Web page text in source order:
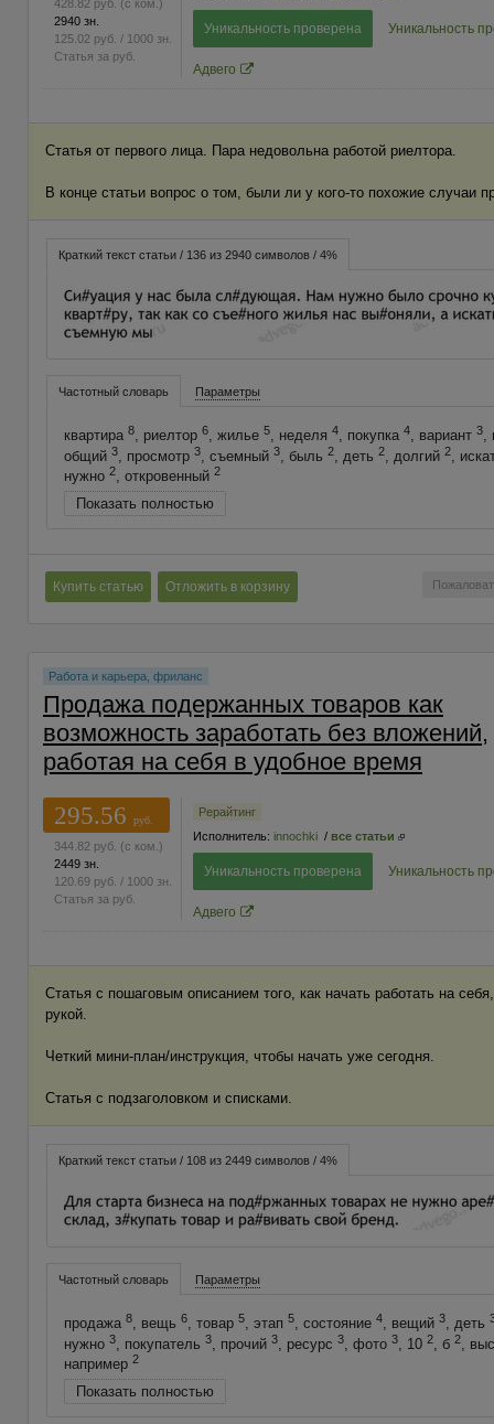
428.82 руб. (с ком.)
2940 зн.
125.02 руб. / 1000 зн.
Статья за руб.
Уникальность проверена Уникальность
Адвего
Статья от первого лица. Пара недовольна работой риелтора.
В конце статьи вопрос о том, были ли у кого-то похожие случаи
Краткий текст статьи / 136 из 2940 символов / 4%
Частотный словарь Параметры
квартира 8, риелтор 6, жилье 5, неделя 4, покупка 4, вариант 3,
общий 3, просмотр 3, съемный 3, быль 2, деть 2, долгий 2,
нужно 2, откровенный 2
Показать полностью
Купить статью Отложить в корзину
Работа и карьера, фриланс
Продажа подержанных товаров как
возможность заработать без вложений,
работая на себя в удобное время
295.56
руб.
344.82 руб. (с ком.)
2449 зн.
120.69 руб. / 1000 зн.
Статья за руб.
Рерайтинг
Исполнитель: innochki / все статьи
Уникальность проверена Уникальность
Адвего
Статья с пошаговым описанием того, как начать работать на
рукой.
Четкий мини-план/инструкция, чтобы начать уже сегодня.
Статья с подзаголовком и списками.
Краткий текст статьи / 108 из 2449 символов / 4%
Частотный словарь Параметры
продажа 8, вещь 6, товар 5, этап 5, состояние 4, вещий 3, деть
нужно 3, покупатель 3, прочий 3, ресурс 3, фото 3, 10 2, б 2,
например 2
Показать полностью